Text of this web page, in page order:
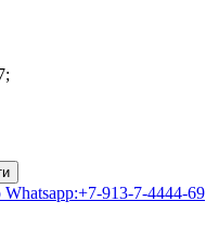
Whatsapp:+7-913-7-4444-69